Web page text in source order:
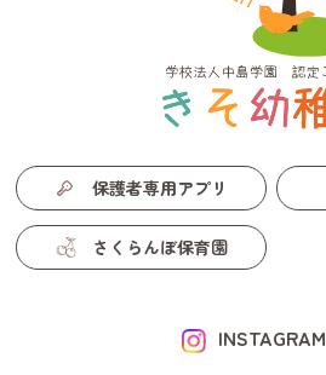
ズッキーニのスープ
豚肉と野菜のケチャップ炒め
グレープフルーツ
です。
今日の給食 2026.07.07
保護者専用アプリ
さくらんぼ保育園
INSTAGRAM